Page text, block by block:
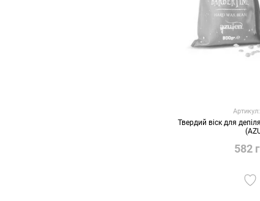
Твердий віск для
582